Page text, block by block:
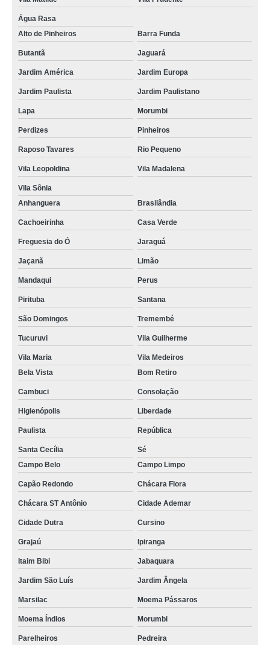
onde fazer conserto iphone Artur Alvim
cotação de conserto microfone iphone 7 Zona Sul
consertos tela iphone Cajamar
onde fazer conserto iphone Diadema
conserto tela iphone x Barueri
conserto tela iphone x Vila Prudente
conserto tela iphone 6 São Caetano do Sul
conserto traseira iphone 8 orçar Embu-Guaçu
onde fazer conserto tela iphone x Vila Mariana
conserto face id iphone x Casa Verde
conserto microfone iphone 7 Jandira
onde fazer conserto traseira iphone 8 Jabaquara
consertos face id iphone x Limão
consertos traseira iphone 8 Jardim América
consertos traseira iphone 8 plus Rio Pequeno
consertos microfone iphone 7 Saúde
cotação de conserto de iphone Caieiras
consertos microfone iphone 7 Salesópolis
onde fazer conserto tela iphone 7 Vila Mariana
conserto de tela iphone orçar Bela Vista
onde fazer conserto face id iphone x Guararema
conserto iphone Vila Mascote
cotação de conserto face id iphone x Itaquaquecetuba
cotação de conserto iphone Perdizes
consertos tela iphone x Lapa
cotação de conserto tela iphone Butantã
onde fazer conserto de iphone Vila Jacuí
conserto tela iphone Parque do Carmo
conserto de tela de iphone orçar Sacomã
Água Rasa
Alto de Pinheiros
Barra Funda
Butantã Jaguará
Jardim América Jardim Europa
Jardim Paulista Jardim Paulistano
Lapa Morumbi
Perdizes Pinheiros
Raposo Tavares Rio Pequeno
Vila Leopoldina Vila Madalena
Vila Sônia
Anhanguera
Brasilândia
Cachoeirinha Casa Verde
Freguesia do Ó Jaraguá
Jaçanã Limão
Mandaqui Perus
Pirituba Santana
São Domingos Tremembé
Tucuruvi Vila Guilherme
Vila Maria
Vila Medeiros
Bela Vista
Bom Retiro
Cambuci Consolação
Higienópolis Liberdade
Paulista República
Santa Cecília
Sé
Campo Belo
Campo Limpo
Capão Redondo Chácara Flora
Chácara ST Antônio Cidade Ademar
Cidade Dutra Cursino
Grajaú Ipiranga
Itaim Bibi Jabaquara
Jardim São Luís Jardim Ângela
Marsilac Moema Pássaros
Moema Índios Morumbi
Parelheiros Pedreira